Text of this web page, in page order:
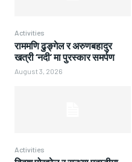
Activities
राममणि ढुङ्गेल र अरुणबहादुर
खत्री ‘नदी’ मा पुरस्कार समर्पण
August 3, 2026
Activities